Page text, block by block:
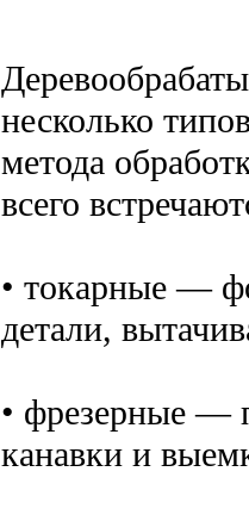
несколько
метода
всего
• токарные —
детали,
• фрезерные —
канавки и